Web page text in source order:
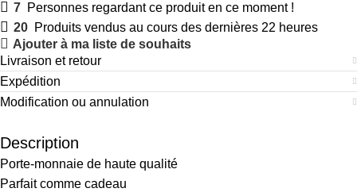
7 Personnes regardant ce produit en ce moment !
20 Produits vendus au cours des dernières 22 heures
Ajouter à ma liste de souhaits
Livraison et retour
Expédition
Modification ou annulation
Description
Porte-monnaie de haute qualité
Parfait comme cadeau